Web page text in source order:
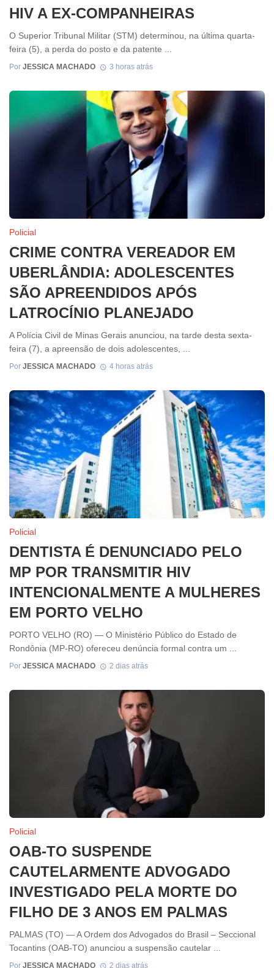
HIV A EX-COMPANHEIRAS
O Superior Tribunal Militar (STM) determinou, na última quarta-
feira (5), a perda do posto e da patente ...
Por JESSICA MACHADO 3 horas atrás
Policial
CRIME CONTRA VEREADOR EM
UBERLÂNDIA: ADOLESCENTES
SÃO APREENDIDOS APÓS
LATROCÍNIO PLANEJADO
A Polícia Civil de Minas Gerais anunciou, na tarde desta sexta-
feira (7), a apreensão de dois adolescentes, ...
Por JESSICA MACHADO 4 horas atrás
Policial
DENTISTA É DENUNCIADO PELO
MP POR TRANSMITIR HIV
INTENCIONALMENTE A MULHERES
EM PORTO VELHO
PORTO VELHO (RO) — O Ministério Público do Estado de
Rondônia (MP-RO) ofereceu denúncia formal contra um ...
Por JESSICA MACHADO 2 dias atrás
Policial
OAB-TO SUSPENDE
CAUTELARMENTE ADVOGADO
INVESTIGADO PELA MORTE DO
FILHO DE 3 ANOS EM PALMAS
PALMAS (TO) — A Ordem dos Advogados do Brasil – Seccional
Tocantins (OAB-TO) anunciou a suspensão cautelar ...
Por JESSICA MACHADO 2 dias atrás